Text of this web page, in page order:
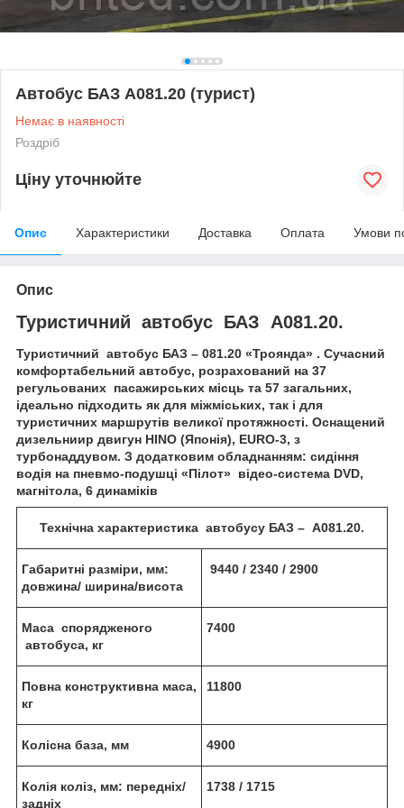
Автобус БАЗ А081.20 (турист)
Немає в наявності
Роздріб
Ціну уточнюйте
Опис Характеристики Доставка Оплата Умови
Опис
Туристичний автобус БАЗ А081.20.
Туристичний автобус БАЗ – 081.20 «Троянда» . Сучасний
комфортабельний автобус, розрахований на 37
регульованих пасажирських місць та 57 загальних,
ідеально підходить як для міжміських, так і для
туристичних маршрутів великої протяжності. Оснащений
дизельниир двигун HINO (Японія), EURO-3, з
турбонаддувом. З додатковим обладнанням: сидіння
водія на пневмо-подушці «Пілот» відео-система DVD,
магнітола, 6 динаміків
Технічна характеристика автобусу БАЗ – А081.20.
Габаритні разміри, мм:
довжина/ ширина/висота
9440 / 2340 / 2900
Маса спорядженого
автобуса, кг
7400
Повна конструктивна маса,
кг
11800
Колісна база, мм 4900
Колія коліз, мм: передніх/
задніх
1738 / 1715